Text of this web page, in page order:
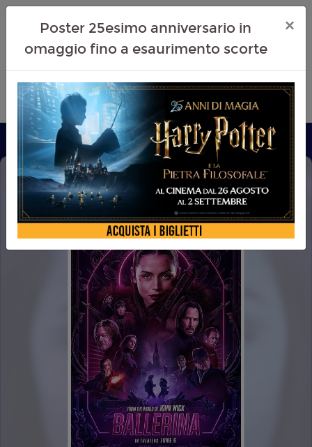
BALLERINA
Poster 25esimo anniversario in
omaggio fino a esaurimento scorte
×